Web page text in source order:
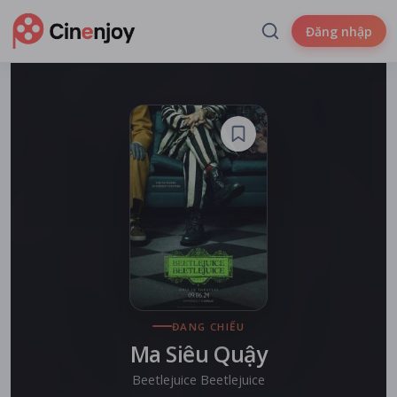
Đăng nhập
ĐANG CHIẾU
Ma Siêu Quậy
Beetlejuice Beetlejuice